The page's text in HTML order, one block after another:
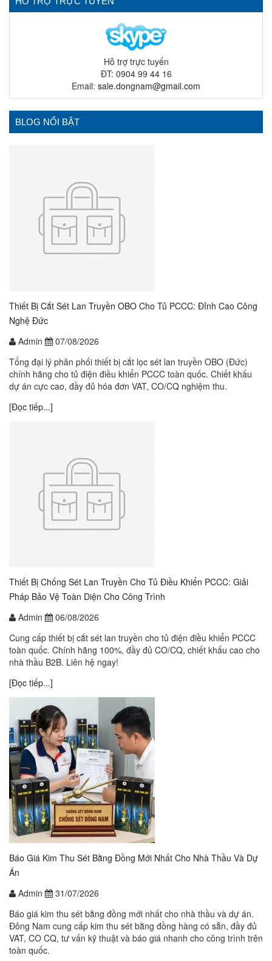
Hỗ trợ trực tuyến
ĐT: 0904 99 44 16
Email: sale.dongnam@gmail.com
BLOG NỔI BẬT
Thiết Bị Cắt Sét Lan Truyền OBO Cho Tủ PCCC: Đỉnh Cao Công
Nghệ Đức
Admin
07/08/2026
Tổng đại lý phân phối thiết bị cắt lọc sét lan truyền OBO (Đức)
chính hãng cho tủ điện điều khiển PCCC toàn quốc. Chiết khấu
dự án cực cao, đầy đủ hóa đơn VAT, CO/CQ nghiệm thu.
[Đọc tiếp...]
Thiết Bị Chống Sét Lan Truyền Cho Tủ Điều Khiển PCCC: Giải
Pháp Bảo Vệ Toàn Diện Cho Công Trình
Admin
06/08/2026
Cung cấp thiết bị cắt sét lan truyền cho tủ điện điều khiển PCCC
toàn quốc. Chính hãng 100%, đầy đủ CO/CQ, chiết khấu cao cho
nhà thầu B2B. Liên hệ ngay!
[Đọc tiếp...]
Báo Giá Kim Thu Sét Bằng Đồng Mới Nhất Cho Nhà Thầu Và Dự
Án
Admin
31/07/2026
Báo giá kim thu sét bằng đồng mới nhất cho nhà thầu và dự án.
Đông Nam cung cấp kim thu sét bằng đồng hàng có sẵn, đầy đủ
VAT, CO CQ, tư vấn kỹ thuật và báo giá nhanh cho công trình trên
toàn quốc.